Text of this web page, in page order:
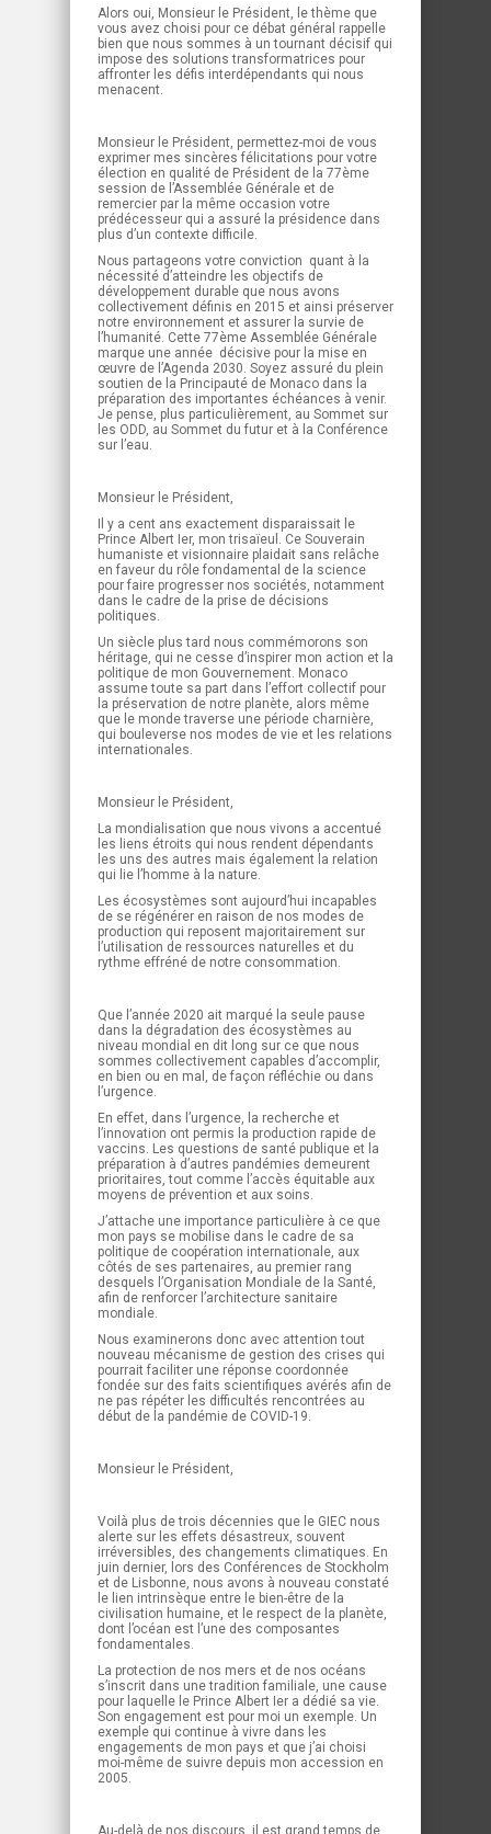
Alors oui, Monsieur le Président, le thème que
vous avez choisi pour ce débat général rappelle
bien que nous sommes à un tournant décisif qui
impose des solutions transformatrices pour
affronter les défis interdépendants qui nous
menacent.
Monsieur le Président, permettez-moi de vous
exprimer mes sincères félicitations pour votre
élection en qualité de Président de la 77ème
session de l’Assemblée Générale et de
remercier par la même occasion votre
prédécesseur qui a assuré la présidence dans
plus d’un contexte difficile.
Nous partageons votre conviction quant à la
nécessité d’atteindre les objectifs de
développement durable que nous avons
collectivement définis en 2015 et ainsi préserver
notre environnement et assurer la survie de
l’humanité. Cette 77ème Assemblée Générale
marque une année décisive pour la mise en
œuvre de l’Agenda 2030. Soyez assuré du plein
soutien de la Principauté de Monaco dans la
préparation des importantes échéances à venir.
Je pense, plus particulièrement, au Sommet sur
les ODD, au Sommet du futur et à la Conférence
sur l’eau.
Monsieur le Président,
Il y a cent ans exactement disparaissait le
Prince Albert Ier, mon trisaïeul. Ce Souverain
humaniste et visionnaire plaidait sans relâche
en faveur du rôle fondamental de la science
pour faire progresser nos sociétés, notamment
dans le cadre de la prise de décisions
politiques.
Un siècle plus tard nous commémorons son
héritage, qui ne cesse d’inspirer mon action et la
politique de mon Gouvernement. Monaco
assume toute sa part dans l’effort collectif pour
la préservation de notre planète, alors même
que le monde traverse une période charnière,
qui bouleverse nos modes de vie et les relations
internationales.
Monsieur le Président,
La mondialisation que nous vivons a accentué
les liens étroits qui nous rendent dépendants
les uns des autres mais également la relation
qui lie l’homme à la nature.
Les écosystèmes sont aujourd’hui incapables
de se régénérer en raison de nos modes de
production qui reposent majoritairement sur
l’utilisation de ressources naturelles et du
rythme effréné de notre consommation.
Que l’année 2020 ait marqué la seule pause
dans la dégradation des écosystèmes au
niveau mondial en dit long sur ce que nous
sommes collectivement capables d’accomplir,
en bien ou en mal, de façon réfléchie ou dans
l’urgence.
En effet, dans l’urgence, la recherche et
l’innovation ont permis la production rapide de
vaccins. Les questions de santé publique et la
préparation à d’autres pandémies demeurent
prioritaires, tout comme l’accès équitable aux
moyens de prévention et aux soins.
J’attache une importance particulière à ce que
mon pays se mobilise dans le cadre de sa
politique de coopération internationale, aux
côtés de ses partenaires, au premier rang
desquels l’Organisation Mondiale de la Santé,
afin de renforcer l’architecture sanitaire
mondiale.
Nous examinerons donc avec attention tout
nouveau mécanisme de gestion des crises qui
pourrait faciliter une réponse coordonnée
fondée sur des faits scientifiques avérés afin de
ne pas répéter les difficultés rencontrées au
début de la pandémie de COVID-19.
Monsieur le Président,
Voilà plus de trois décennies que le GIEC nous
alerte sur les effets désastreux, souvent
irréversibles, des changements climatiques. En
juin dernier, lors des Conférences de Stockholm
et de Lisbonne, nous avons à nouveau constaté
le lien intrinsèque entre le bien-être de la
civilisation humaine, et le respect de la planète,
dont l’océan est l’une des composantes
fondamentales.
La protection de nos mers et de nos océans
s’inscrit dans une tradition familiale, une cause
pour laquelle le Prince Albert Ier a dédié sa vie.
Son engagement est pour moi un exemple. Un
exemple qui continue à vivre dans les
engagements de mon pays et que j’ai choisi
moi-même de suivre depuis mon accession en
2005.
Au-delà de nos discours, il est grand temps de